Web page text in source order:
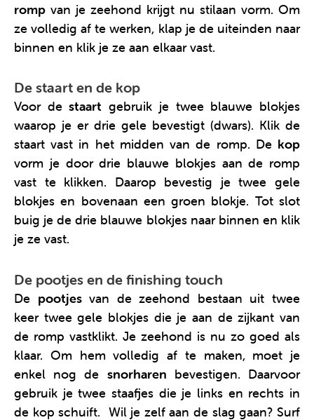
romp van je zeehond krijgt nu stilaan vorm. Om
ze volledig af te werken, klap je de uiteinden naar
binnen en klik je ze aan elkaar vast.
De staart en de kop
Voor destaart gebruik je twee blauwe blokjes
waarop je er drie gele bevestigt (dwars). Klik de
staart vast in het midden van de romp. De kop
vorm je door drie blauwe blokjes aan de romp
vast te klikken. Daarop bevestig je twee gele
blokjes en bovenaan een groen blokje. Tot slot
buig je de drie blauwe blokjes naar binnen en klik
je ze vast.
De pootjes en de finishing touch
De pootjesvan de zeehond bestaan uit twee
keer twee gele blokjes die je aan de zijkant van
de romp vastklikt. Je zeehond is nu zo goed als
klaar. Om hem volledig af te maken, moet je
enkel nog de snorharen bevestigen. Daarvoor
gebruik je twee staafjes die je links en rechts in
de kop schuift. Wil je zelf aan de slag gaan? Surf